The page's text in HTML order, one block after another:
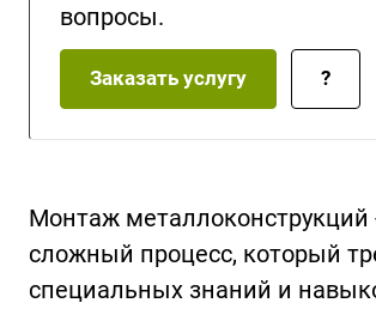
вопросы.
Заказать услугу ?
Монтаж металлоконструкций
сложный процесс, который
специальных знаний и